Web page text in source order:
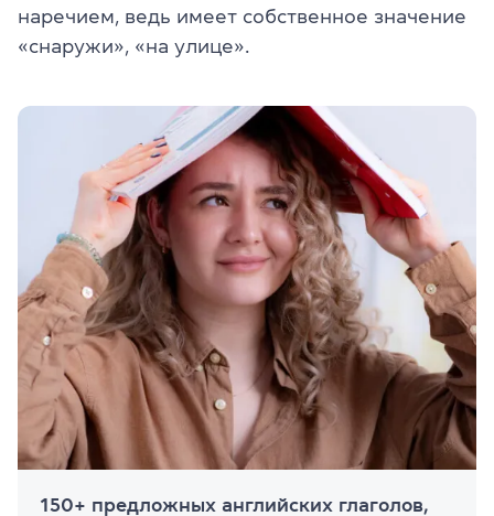
наречием, ведь имеет собственное значение
«снаружи», «на улице».
150+ предложных английских глаголов,